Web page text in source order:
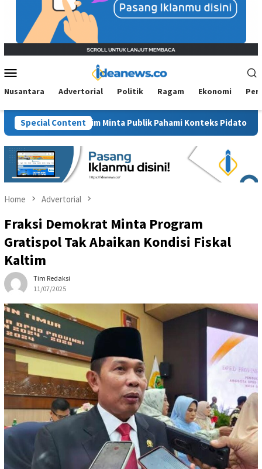
Menu
Nusantara Advertorial Politik Ragam Ekonomi
Special Content
Kaltim Minta Publik Pahami Konteks Pidato Secara Utuh
Home Advertorial
Fraksi Demokrat Minta Program
Gratispol Tak Abaikan Kondisi Fiskal
Kaltim
Tim Redaksi
11/07/2025